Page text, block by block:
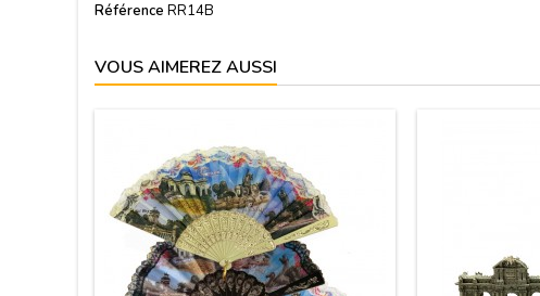
Référence RR14B
VOUS AIMEREZ AUSSI